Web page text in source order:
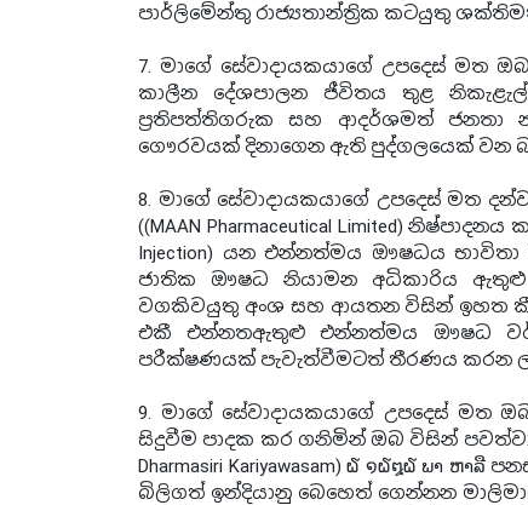
පාර්ලිමේන්තු රාජ්‍යතාන්ත්‍රික කටයුතු
7. මාගේ සේවාදායකයාගේ උපදෙස් මත
කාලීන දේශපාලන ජීවිතය තුළ
ප්‍රතිපත්තිගරුක සහ ආදර්ශමත් ජනතා
ගෞරවයක් දිනාගෙන ඇති පුද්ගලයෙක් වන
8. මාගේ සේවාදායකයාගේ උපදෙස් මත
((MAAN Pharmaceutical Limited)
Injection) යන එන්නත්මය ඖෂධය
ජාතික ඖෂධ නියාමන අධිකාරිය ඇතුළු
වගකිවයුතු අංශ සහ ආයතන විසින් ඉහත
එකී එන්නතඇතුළු එන්නත්මය ඖෂධ
පරීක්ෂණයක් පැවැත්වීමටත් තීරණය කරන
9. මාගේ සේවාදායකයාගේ උපදෙස්
සිදුවීම පාදක කර ගනිමින් ඔබ විසින් පවත්වා
Dharmasiri Kariyawasam) ໖ ໑໖໘໖ ພາ
බිලිගත් ඉන්දියානු බෙහෙත් ගෙන්නන